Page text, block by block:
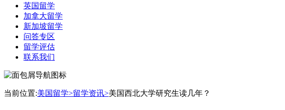
英国留学
加拿大留学
新加坡留学
问答专区
留学评估
联系我们
当前位置:美国留学>留学资讯>美国西北大学研究生读几年？